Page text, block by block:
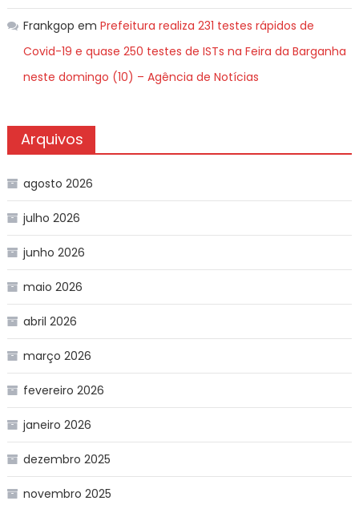
Frankgop em Prefeitura realiza 231 testes rápidos de
Covid-19 e quase 250 testes de ISTs na Feira da Barganha
neste domingo (10) – Agência de Notícias
Arquivos
agosto 2026
julho 2026
junho 2026
maio 2026
abril 2026
março 2026
fevereiro 2026
janeiro 2026
dezembro 2025
novembro 2025